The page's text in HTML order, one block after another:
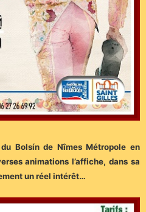
Bolsín de Nîmes Métropole en
animations l’affiche, dans sa
un réel intérêt…